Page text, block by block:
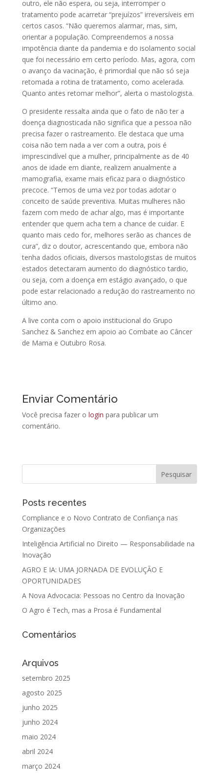
outro, ele não espera, ou seja, interromper o
tratamento pode acarretar “prejuízos” irreversíveis em
certos casos. “Não queremos alarmar, mas, sim,
orientar a população. Compreendemos a nossa
impotência diante da pandemia e do isolamento social
que foi necessário em certo período. Mas, agora, com
o avanço da vacinação, é primordial que não só seja
retomada a rotina de tratamento, como acelerada.
Quanto antes retomar melhor”, alerta o mastologista.
O presidente ressalta ainda que o fato de não ter a
doença diagnosticada não significa que a pessoa não
precisa fazer o rastreamento. Ele destaca que uma
coisa não tem nada a ver com a outra, pois é
imprescindível que a mulher, principalmente as de 40
anos de idade em diante, realizem anualmente a
mamografia, exame mais eficaz para o diagnóstico
precoce. “Temos de uma vez por todas adotar o
conceito de saúde preventiva. Muitas mulheres não
fazem com medo de achar algo, mas é importante
entender que quem acha tem a chance de cuidar. E
quanto mais cedo for, melhores serão as chances de
cura”, diz o doutor, acrescentando que, embora não
tenha dados oficiais, diversos mastologistas de muitos
estados detectaram aumento do diagnóstico tardio,
ou seja, com a doença em estágio avançado, o que
pode estar relacionado a redução do rastreamento no
último ano.
A live conta com o apoio institucional do Grupo
Sanchez & Sanchez em apoio ao Combate ao Câncer
de Mama e Outubro Rosa.
Enviar Comentário
Você precisa fazer o login para publicar um
comentário.
Posts recentes
Compliance e o Novo Contrato de Confiança nas
Organizações
Inteligência Artificial no Direito — Responsabilidade na
Inovação
AGRO E IA: UMA JORNADA DE EVOLUÇÃO E
OPORTUNIDADES
A Nova Advocacia: Pessoas no Centro da Inovação
O Agro é Tech, mas a Prosa é Fundamental
Comentários
Arquivos
setembro 2025
agosto 2025
junho 2025
junho 2024
maio 2024
abril 2024
março 2024